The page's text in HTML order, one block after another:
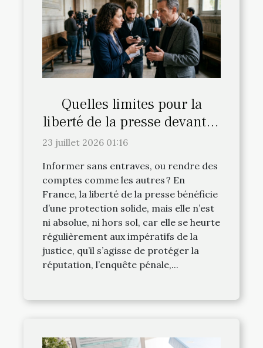
Quelles limites pour la
liberté de la presse devant la
justice française ?
23 juillet 2026 01:16
Informer sans entraves, ou rendre des
comptes comme les autres ? En
France, la liberté de la presse bénéficie
d’une protection solide, mais elle n’est
ni absolue, ni hors sol, car elle se heurte
régulièrement aux impératifs de la
justice, qu’il s’agisse de protéger la
réputation, l’enquête pénale,...